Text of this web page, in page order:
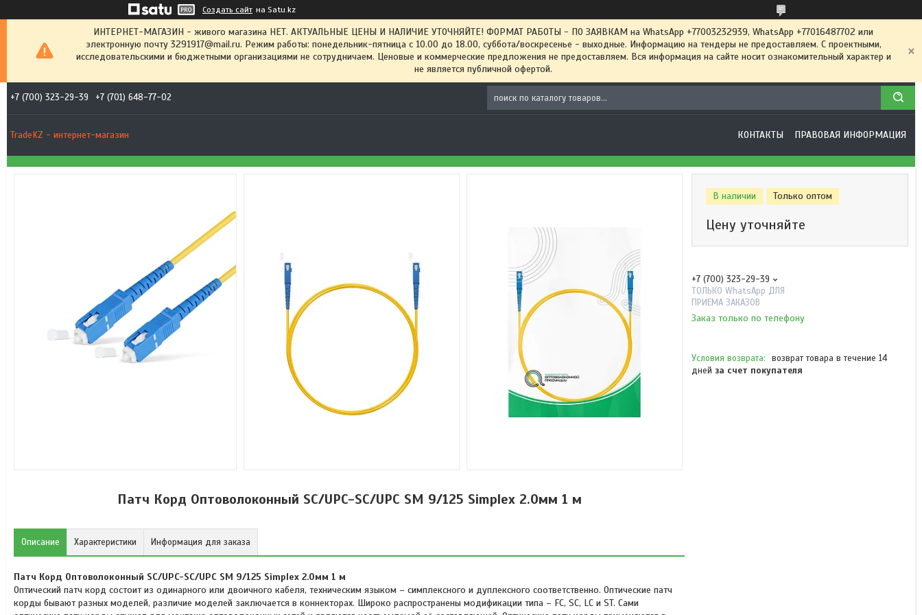
Создать сайт на Satu.kz
ИНТЕРНЕТ-МАГАЗИН - живого магазина НЕТ. АКТУАЛЬНЫЕ ЦЕНЫ И НАЛИЧИЕ УТОЧНЯЙТЕ! ФОРМАТ РАБОТЫ - ПО ЗАЯВКАМ на WhatsApp +77003232939, WhatsApp +77016487702 или
электронную почту 3291917@mail.ru. Режим работы: понедельник-пятница с 10.00 до 18.00, суббота/воскресенье - выходные. Информацию на тендеры не предоставляем. С проектными,
исследовательскими и бюджетными организациями не сотрудничаем. Ценовые и коммерческие предложения не предоставляем. Вся информация на сайте носит ознакомительный характер и
не является публичной офертой.
+7 (700) 323-29-39 +7 (701) 648-77-02
TradeKZ - интернет-магазин КОНТАКТЫ ПРАВОВАЯ ИНФОРМАЦИЯ
Патч Корд Оптоволоконный SC/UPC-SC/UPC SM 9/125 Simplex 2.0мм 1 м
Описание Характеристики Информация для заказа
Патч Корд Оптоволоконный SC/UPC-SC/UPC SM 9/125 Simplex 2.0мм 1 м
Оптический патч корд состоит из одинарного или двоичного кабеля, техническим языком – симплексного и дуплексного соответственно. Оптические патч
корды бывают разных моделей, различие моделей заключается в коннекторах. Широко распространены модификации типа – FC, SC, LC и ST. Сами
В наличии Только оптом
Цену уточняйте
+7 (700) 323-29-39
ТОЛЬКО WhatsApp ДЛЯ
ПРИЕМА ЗАКАЗОВ
Заказ только по телефону
возврат товара в течение 14
дней за счет покупателя